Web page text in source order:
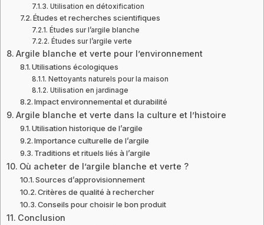
Utilisation en détoxification
Études et recherches scientifiques
Études sur l’argile blanche
Études sur l’argile verte
Argile blanche et verte pour l’environnement
Utilisations écologiques
Nettoyants naturels pour la maison
Utilisation en jardinage
Impact environnemental et durabilité
Argile blanche et verte dans la culture et l’histoire
Utilisation historique de l’argile
Importance culturelle de l’argile
Traditions et rituels liés à l’argile
Où acheter de l’argile blanche et verte ?
Sources d’approvisionnement
Critères de qualité à rechercher
Conseils pour choisir le bon produit
Conclusion